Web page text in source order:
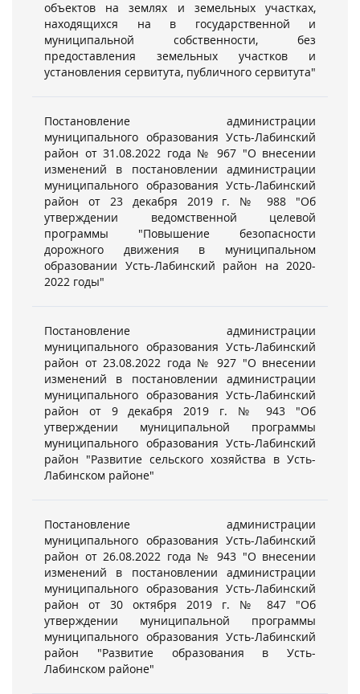
объектов на землях и земельных участках,
находящихся на в государственной и
муниципальной собственности, без
предоставления земельных участков и
установления сервитута, публичного сервитута"
Постановление администрации
муниципального образования Усть-Лабинский
район от 31.08.2022 года № 967 "О внесении
изменений в постановлении администрации
муниципального образования Усть-Лабинский
район от 23 декабря 2019 г. № 988 "Об
утверждении ведомственной целевой
программы "Повышение безопасности
дорожного движения в муниципальном
образовании Усть-Лабинский район на 2020-
2022 годы"
Постановление администрации
муниципального образования Усть-Лабинский
район от 23.08.2022 года № 927 "О внесении
изменений в постановлении администрации
муниципального образования Усть-Лабинский
район от 9 декабря 2019 г. № 943 "Об
утверждении муниципальной программы
муниципального образования Усть-Лабинский
район "Развитие сельского хозяйства в Усть-
Лабинском районе"
Постановление администрации
муниципального образования Усть-Лабинский
район от 26.08.2022 года № 943 "О внесении
изменений в постановлении администрации
муниципального образования Усть-Лабинский
район от 30 октября 2019 г. № 847 "Об
утверждении муниципальной программы
муниципального образования Усть-Лабинский
район "Развитие образования в Усть-
Лабинском районе"